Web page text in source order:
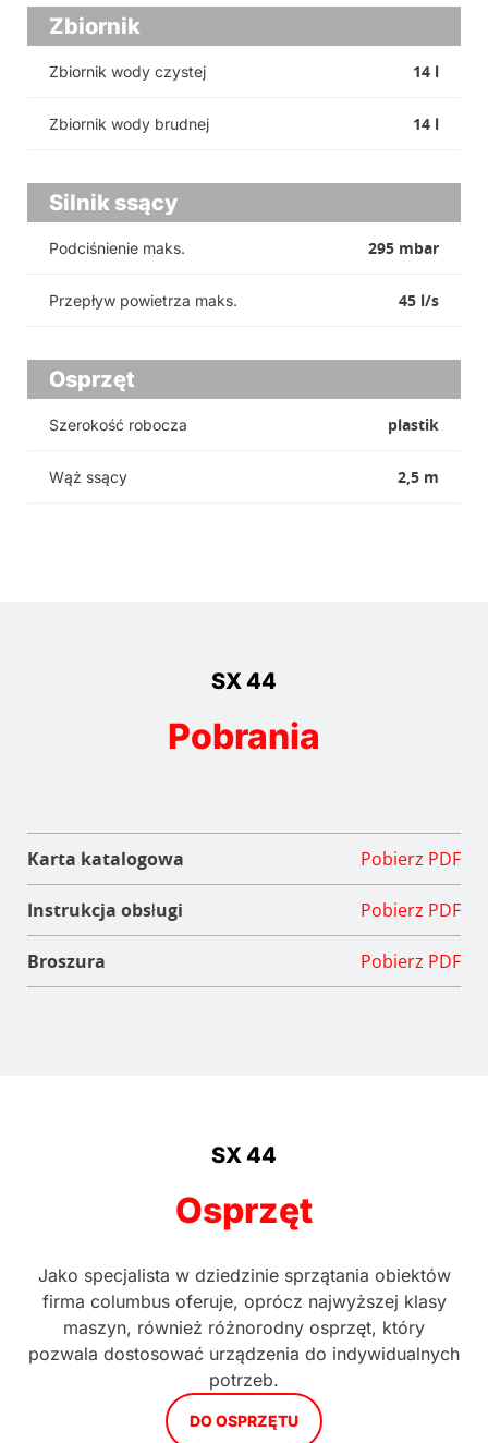
Zbiornik
Zbiornik wody czystej 14 l
Zbiornik wody brudnej 14 l
Silnik ssący
Podciśnienie maks. 295 mbar
Przepływ powietrza maks. 45 l/s
Osprzęt
Szerokość robocza plastik
Wąż ssący 2,5 m
SX 44
Pobrania
Karta katalogowa Pobierz PDF
Instrukcja obsługi Pobierz PDF
Broszura Pobierz PDF
SX 44
Osprzęt
Jako specjalista w dziedzinie sprzątania obiektów
firma columbus oferuje, oprócz najwyższej klasy
maszyn, również różnorodny osprzęt, który
pozwala dostosować urządzenia do indywidualnych
potrzeb.
DO OSPRZĘTU